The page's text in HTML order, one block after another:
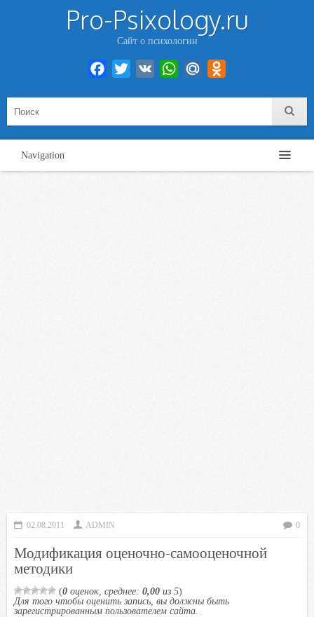
Pro-Psixology.ru
Сайт о психологии
Facebook
Twitter VK WhatsAppMail.Ru
Navigation
02.08.2011 ADMIN 0
Модификация оценочно-самооценочной
методики
(0 оценок, среднее: 0,00 из 5)
Для того чтобы оценить запись, вы должны быть
зарегистрированным пользователем сайта.